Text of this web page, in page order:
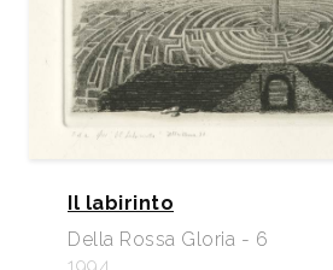
Il labirinto
Della Rossa Gloria - 6